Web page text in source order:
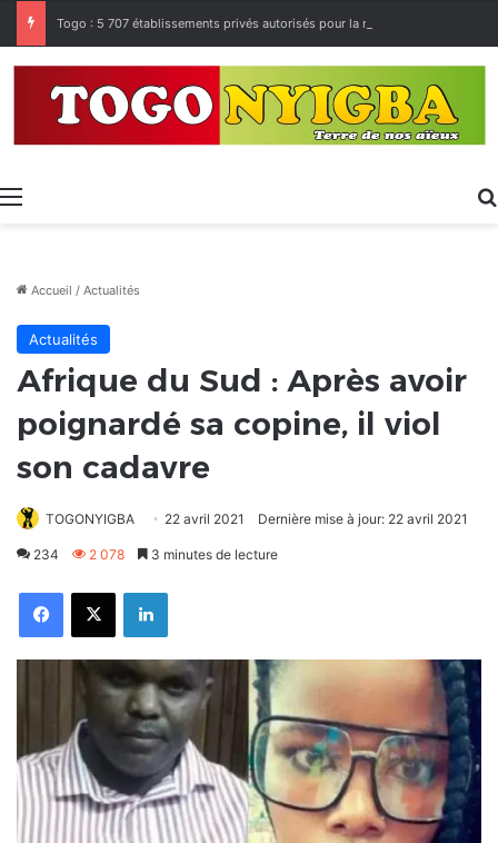
Menu
Accueil / Actualités
Actualités
Afrique du Sud : Après avoir
poignardé sa copine, il viol
son cadavre
TOGONYIGBA 22 avril 2021 Dernière mise à jour: 22 avril 2021
234 2 078 3 minutes de lecture
FacebookX Linkedin